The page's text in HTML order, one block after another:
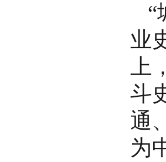
“
业
上
斗
通
为